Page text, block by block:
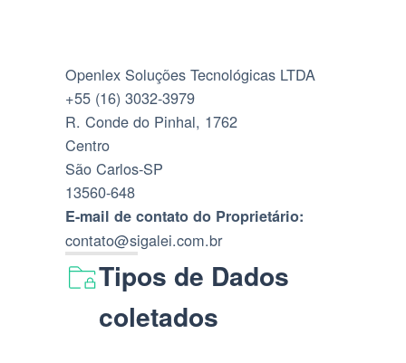
Openlex Soluções Tecnológicas LTDA
+55 (16) 3032-3979
R. Conde do Pinhal, 1762
Centro
São Carlos-SP
13560-648
E-mail de contato do Proprietário:
contato@sigalei.com.br
Tipos de Dados
coletados